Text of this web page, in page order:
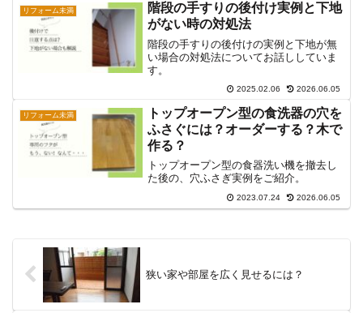
リフォーム未満
階段の手すりの後付け実例と下地
がない時の対処法
階段の手すりの後付けの実例と下地が無
い場合の対処法についてお話ししていま
す。
2025.02.06 2026.06.05
リフォーム未満
トップオープン型の食洗器の穴を
ふさぐには？オーダーする？木で
作る？
トップオープン型の食器洗い機を撤去し
た後の、穴ふさぎ実例をご紹介。
2023.07.24 2026.06.05
狭い家や部屋を広く見せるには？